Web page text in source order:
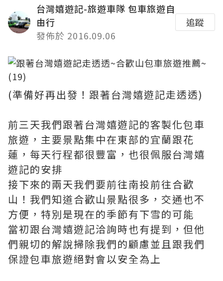
台灣嬉遊記-旅遊車隊 包車旅遊自
由行
發佈於 2016.09.06
追蹤
(準備好再出發！跟著台灣嬉遊記走透透)
前三天我們跟著台灣嬉遊記的客製化包車
旅遊，主要景點集中在東部的宜蘭跟花
蓮，每天行程都很豐富，也很佩服台灣嬉
遊記的安排
接下來的兩天我們要前往南投前往合歡
山！我們知道合歡山景點很多，交通也不
方便，特別是現在的季節有下雪的可能
當初跟台灣嬉遊記洽詢時也有提到，但他
們親切的解說掃除我們的顧慮並且跟我們
保證包車旅遊絕對會以安全為上